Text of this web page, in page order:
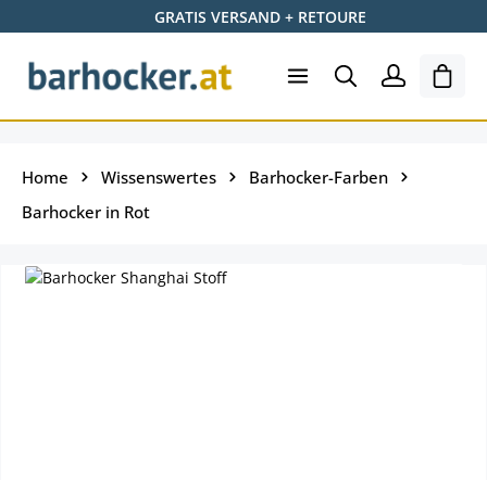
Zum Hauptinhalt springenGRATIS VERSAND + RETOURE
Home Wissenswertes
Barhocker-Farben
Barhocker in Rot